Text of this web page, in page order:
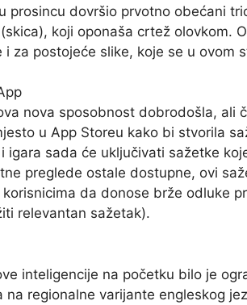
prosincu dovršio prvotno obećani
koji oponaša crtež olovkom.
za postojeće slike, koje se u ovom
nova sposobnost dobrodošla, ali
u App Storeu kako bi stvorila
igara sada će uključivati ​​sažetke
preglede ostale dostupne, ovi
da donose brže odluke
relevantan sažetak).
inteligencije na početku bilo je
na regionalne varijante engleskog